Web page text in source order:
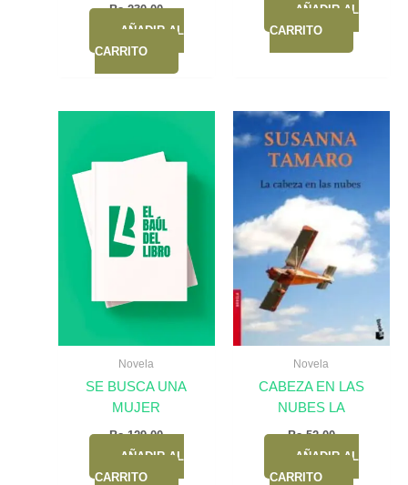
Bs.230,00
AÑADIR AL
CARRITO
AÑADIR AL
CARRITO
Novela
SE BUSCA UNA
MUJER
Bs.129,00
AÑADIR AL
CARRITO
Novela
CABEZA EN LAS
NUBES LA
Bs.52,00
AÑADIR AL
CARRITO